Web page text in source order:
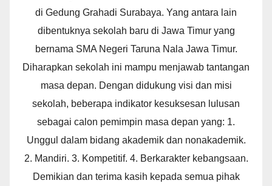
di Gedung Grahadi Surabaya. Yang antara lain
dibentuknya sekolah baru di Jawa Timur yang
bernama SMA Negeri Taruna Nala Jawa Timur.
Diharapkan sekolah ini mampu menjawab tantangan
masa depan. Dengan didukung visi dan misi
sekolah, beberapa indikator kesuksesan lulusan
sebagai calon pemimpin masa depan yang: 1.
Unggul dalam bidang akademik dan nonakademik.
2. Mandiri. 3. Kompetitif. 4. Berkarakter kebangsaan.
Demikian dan terima kasih kepada semua pihak